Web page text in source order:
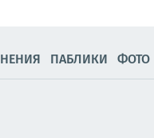
ПАБЛИКИ ФОТО